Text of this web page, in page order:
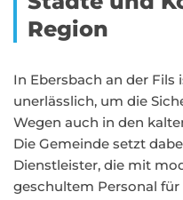
Region
In Ebersbach an der
unerlässlich, um die
Wegen auch in den
Die Gemeinde setzt
Dienstleister, die mit
geschultem Personal